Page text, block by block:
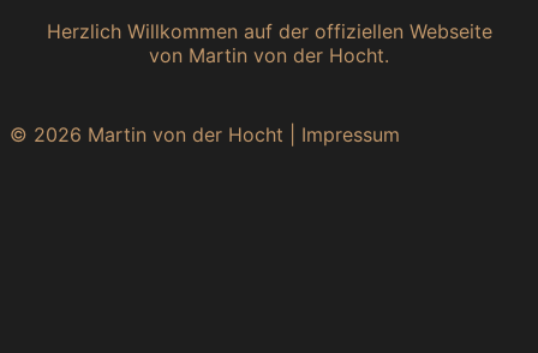
Herzlich Willkommen auf der offiziellen Webseite
von Martin von der Hocht.
© 2026 Martin von der Hocht | Impressum